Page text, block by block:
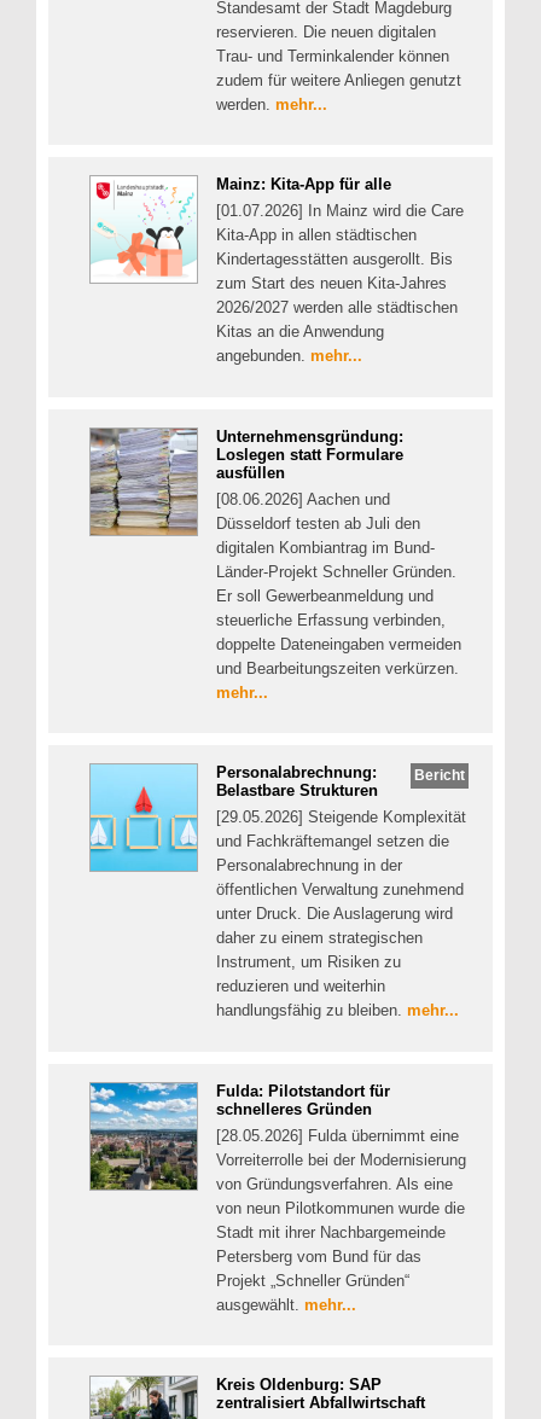
Standesamt der Stadt Magdeburg
reservieren. Die neuen digitalen
Trau- und Terminkalender können
zudem für weitere Anliegen genutzt
werden. mehr...
Mainz: Kita-App für alle
[01.07.2026] In Mainz wird die Care
Kita-App in allen städtischen
Kindertagesstätten ausgerollt. Bis
zum Start des neuen Kita-Jahres
2026/2027 werden alle städtischen
Kitas an die Anwendung
angebunden. mehr...
Unternehmensgründung:
Loslegen statt Formulare
ausfüllen
[08.06.2026] Aachen und
Düsseldorf testen ab Juli den
digitalen Kombiantrag im Bund-
Länder-Projekt Schneller Gründen.
Er soll Gewerbeanmeldung und
steuerliche Erfassung verbinden,
doppelte Dateneingaben vermeiden
und Bearbeitungszeiten verkürzen.
mehr...
Bericht
Personalabrechnung:
Belastbare Strukturen
[29.05.2026] Steigende Komplexität
und Fachkräftemangel setzen die
Personalabrechnung in der
öffentlichen Verwaltung zunehmend
unter Druck. Die Auslagerung wird
daher zu einem strategischen
Instrument, um Risiken zu
reduzieren und weiterhin
handlungsfähig zu bleiben. mehr...
Fulda: Pilotstandort für
schnelleres Gründen
[28.05.2026] Fulda übernimmt eine
Vorreiterrolle bei der Modernisierung
von Gründungsverfahren. Als eine
von neun Pilotkommunen wurde die
Stadt mit ihrer Nachbargemeinde
Petersberg vom Bund für das
Projekt „Schneller Gründen“
ausgewählt. mehr...
Kreis Oldenburg: SAP
zentralisiert Abfallwirtschaft